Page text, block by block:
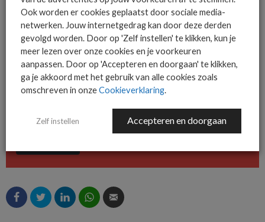
De ICT-wereld is snel. Mis
niets.
Het allerlaatste ICT nieuws in jouw
mailbox
Ook worden er cookies geplaatst door sociale media-
netwerken. Jouw internetgedrag kan door deze derden
gevolgd worden. Door op 'Zelf instellen' te klikken, kun je
meer lezen over onze cookies en je voorkeuren
aanpassen. Door op 'Accepteren en doorgaan' te klikken,
ga je akkoord met het gebruik van alle cookies zoals
omschreven in onzeCookieverklaring.
Zelf instellen Accepteren en doorgaan